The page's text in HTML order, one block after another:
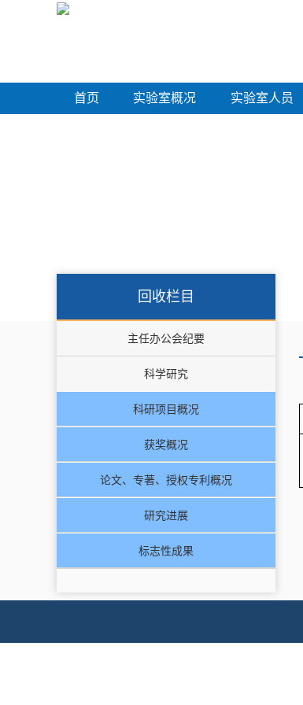
首页 实验室概况 实验室人员
回收栏目
主任办公会纪要
科学研究
科研项目概况
获奖概况
论文、专著、授权专利概况
研究进展
标志性成果